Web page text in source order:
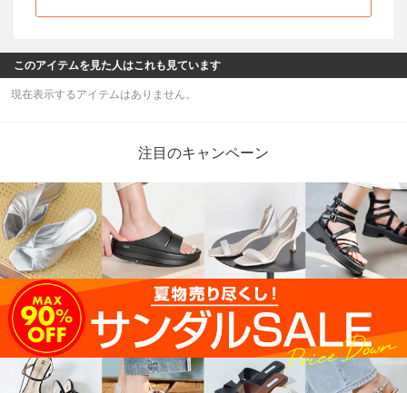
このアイテムを見た人はこれも見ています
現在表示するアイテムはありません。
注目のキャンペーン